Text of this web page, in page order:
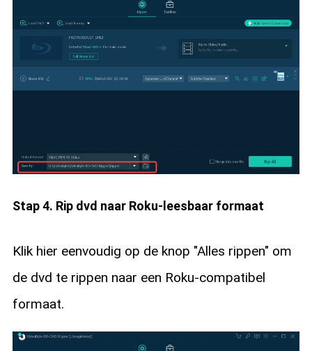
Stap 4. Rip dvd naar Roku-leesbaar formaat
Klik hier eenvoudig op de knop "Alles rippen" om
de dvd te rippen naar een Roku-compatibel
formaat.